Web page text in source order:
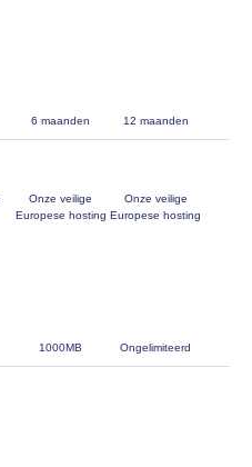
6 maanden 12 maanden
Onze veilige
Europese hosting
Onze veilige
Europese hosting
1000MB Ongelimiteerd